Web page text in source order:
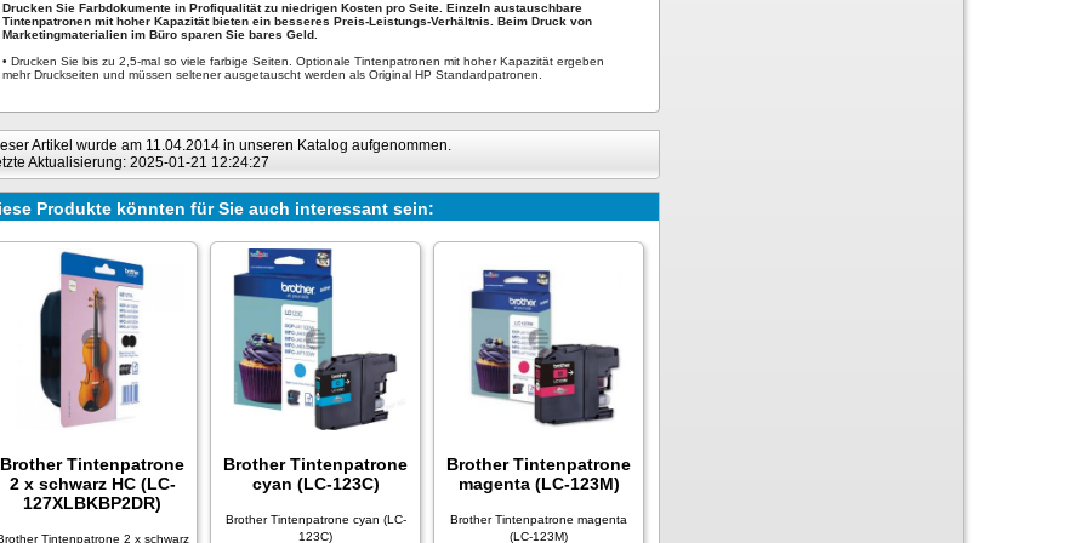
Drucken Sie Farbdokumente in Profiqualität zu niedrigen Kosten pro Seite. Einzeln austauschbare
Tintenpatronen mit hoher Kapazität bieten ein besseres Preis-Leistungs-Verhältnis. Beim Druck von
Marketingmaterialien im Büro sparen Sie bares Geld.
• Drucken Sie bis zu 2,5-mal so viele farbige Seiten. Optionale Tintenpatronen mit hoher Kapazität ergeben
mehr Druckseiten und müssen seltener ausgetauscht werden als Original HP Standardpatronen.
Artikel wurde am 11.04.2014 in unseren Katalog aufgenommen.
Aktualisierung: 2025-01-21 12:24:27
Produkte könnten für Sie auch interessant sein:
Brother Tintenpatrone
2 x schwarz HC (LC-
127XLBKBP2DR)
Tintenpatrone 2 x schwarz
Brother Tintenpatrone
cyan (LC-123C)
Brother Tintenpatrone cyan (LC-
123C)
Brother Tintenpatrone
magenta (LC-123M)
Brother Tintenpatrone magenta
(LC-123M)